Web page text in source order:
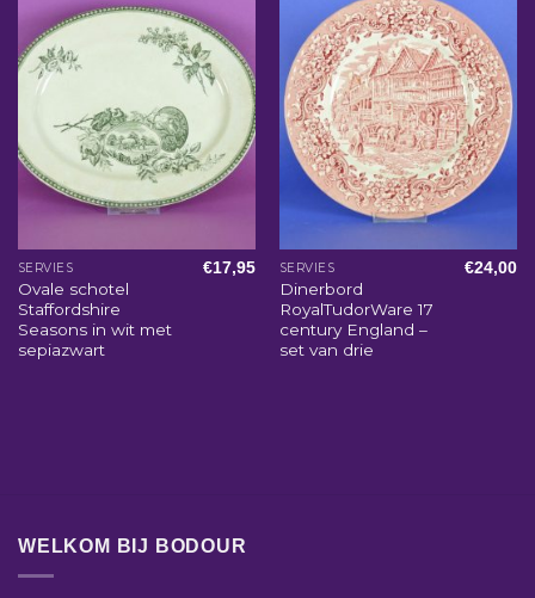
SERVIES
Ovale schotel
Staffordshire
Seasons in wit met
sepiazwart
€17,95 SERVIES
Dinerbord
RoyalTudorWare 17
century England –
set van drie
€24,00
WELKOM BIJ BODOUR